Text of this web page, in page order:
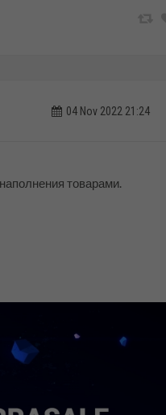
04 Nov 2022 21:24
товарами.